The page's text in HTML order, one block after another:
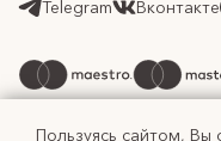
Оплата
Программа лояльности
Реферальная программа
Telegram Вконтакте
Пользуясь сайтом, Вы